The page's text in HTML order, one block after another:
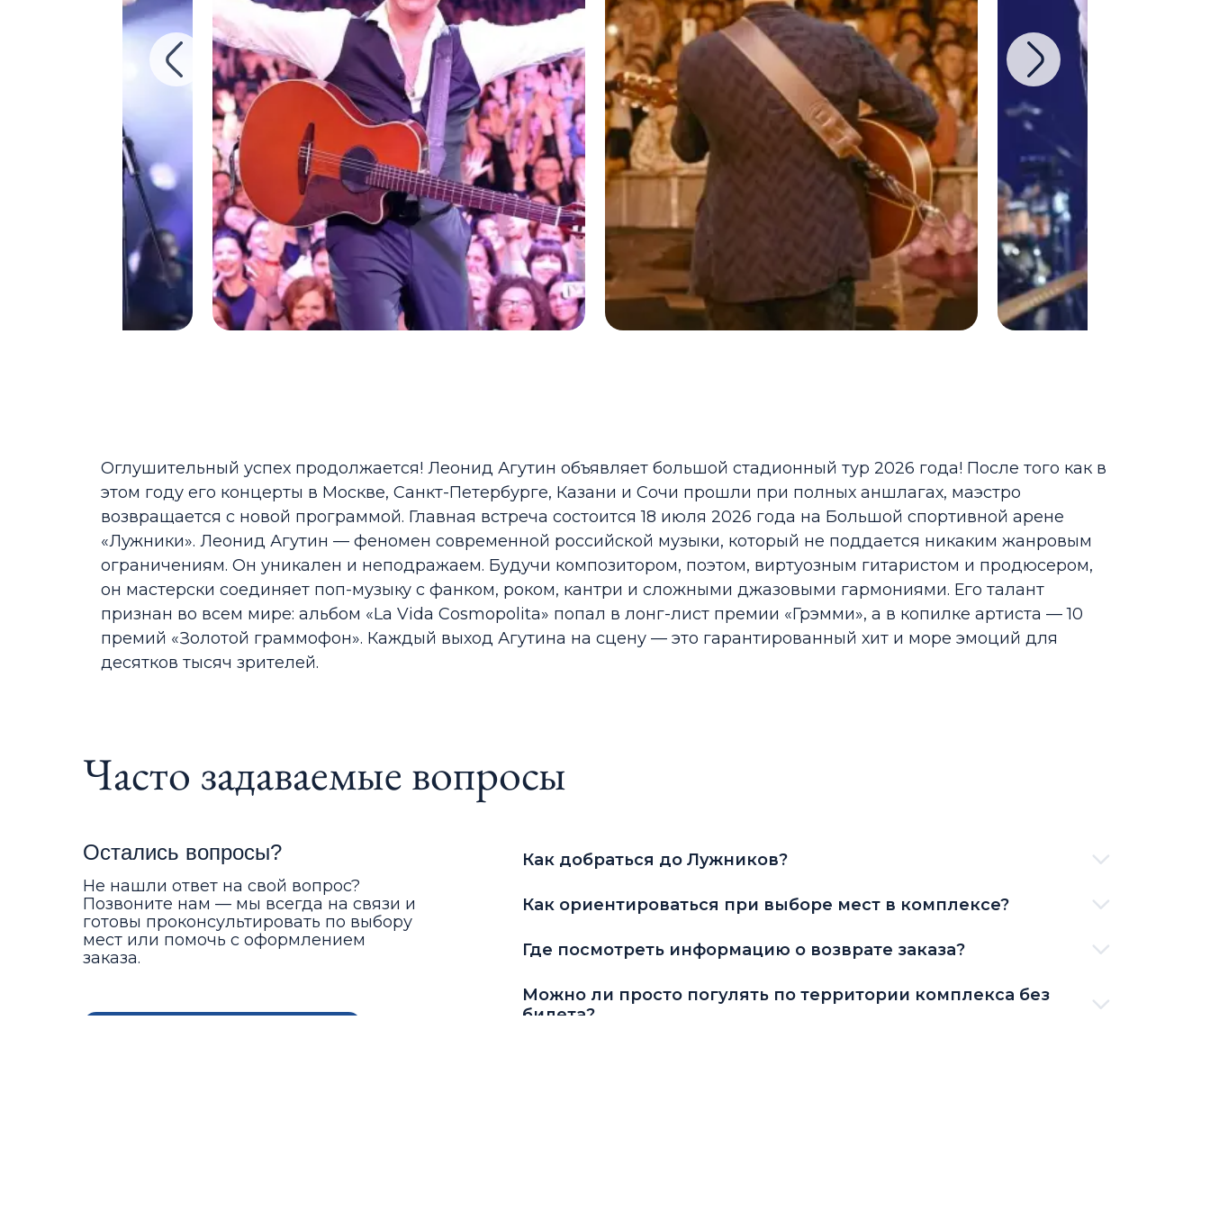
Оглушительный успех продолжается! Леонид Агутин объявляет большой стадионный тур 2026 года! После того как в
этом году его концерты в Москве, Санкт-Петербурге, Казани и Сочи прошли при полных аншлагах, маэстро
возвращается с новой программой. Главная встреча состоится 18 июля 2026 года на Большой спортивной арене
«Лужники». Леонид Агутин — феномен современной российской музыки, который не поддается никаким жанровым
ограничениям. Он уникален и неподражаем. Будучи композитором, поэтом, виртуозным гитаристом и продюсером,
он мастерски соединяет поп-музыку с фанком, роком, кантри и сложными джазовыми гармониями. Его талант
признан во всем мире: альбом «La Vida Cosmopolita» попал в лонг-лист премии «Грэмми», а в копилке артиста — 10
премий «Золотой граммофон». Каждый выход Агутина на сцену — это гарантированный хит и море эмоций для
десятков тысяч зрителей.
Часто задаваемые вопросы
Остались вопросы?
Не нашли ответ на свой вопрос?
Позвоните нам — мы всегда на связи и
готовы проконсультировать по выбору
мест или помочь с оформлением
заказа.
Как добраться до Лужников?
Как ориентироваться при выборе мест в комплексе?
Где посмотреть информацию о возврате заказа?
Можно ли просто погулять по территории комплекса без
билета?